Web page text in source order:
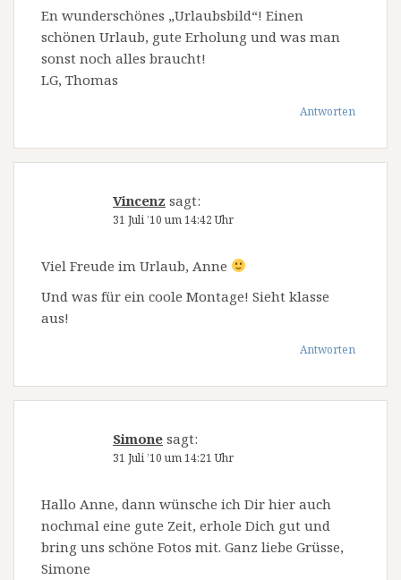
En wunderschönes „Urlaubsbild“! Einen
schönen Urlaub, gute Erholung und was man
sonst noch alles braucht!
LG, Thomas
Antworten
Vincenz sagt:
31 Juli ’10 um 14:42 Uhr
Viel Freude im Urlaub, Anne
Und was für ein coole Montage! Sieht klasse
aus!
Antworten
Simone sagt:
31 Juli ’10 um 14:21 Uhr
Hallo Anne, dann wünsche ich Dir hier auch
nochmal eine gute Zeit, erhole Dich gut und
bring uns schöne Fotos mit. Ganz liebe Grüsse,
Simone